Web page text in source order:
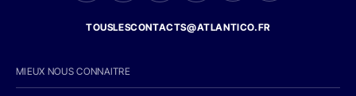
TOUSLESCONTACTS@ATLANTICO.FR
MIEUX NOUS CONNAITRE